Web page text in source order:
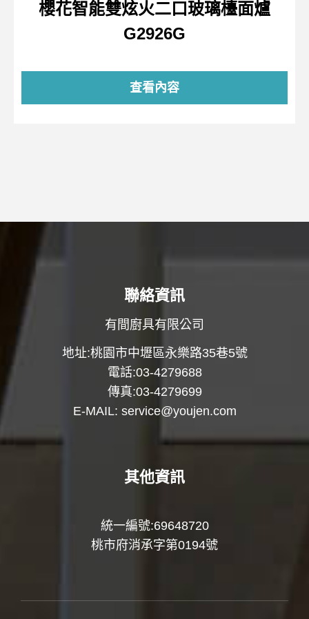
櫻花智能雙炫火二口玻璃檯面爐
G2926G
查看內容
聯絡資訊
有間廚具有限公司
地址:桃園市中壢區永樂路35巷5號
電話:03-4279688
傳真:03-4279699
E-MAIL: service@youjen.com
其他資訊
統一編號:69648720
桃市府消承字第0194號